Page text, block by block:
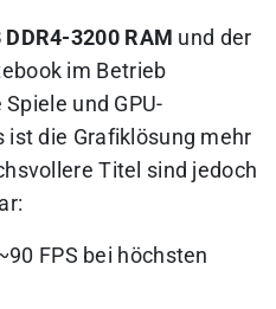
DDR4-3200 RAM und der
im Betrieb
und GPU-
die Grafiklösung mehr
Titel sind jedoch
FPS bei höchsten